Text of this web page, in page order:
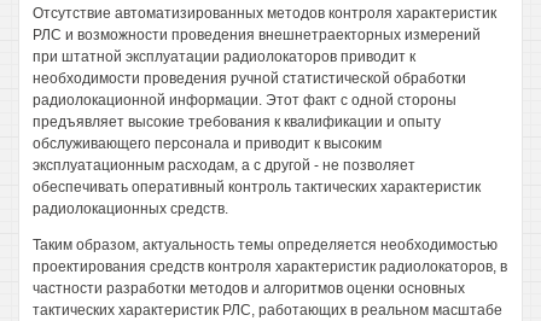
Отсутствие автоматизированных методов контроля характеристик
РЛС и возможности проведения внешнетраекторных измерений
при штатной эксплуатации радиолокаторов приводит к
необходимости проведения ручной статистической обработки
радиолокационной информации. Этот факт с одной стороны
предъявляет высокие требования к квалификации и опыту
обслуживающего персонала и приводит к высоким
эксплуатационным расходам, а с другой - не позволяет
обеспечивать оперативный контроль тактических характеристик
радиолокационных средств.
Таким образом, актуальность темы определяется необходимостью
проектирования средств контроля характеристик радиолокаторов, в
частности разработки методов и алгоритмов оценки основных
тактических характеристик РЛС, работающих в реальном масштабе